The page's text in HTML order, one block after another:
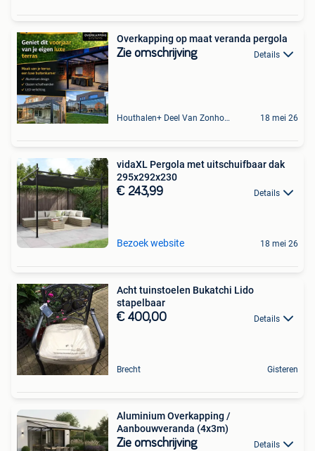
Overkapping op maat veranda pergola
Zie omschrijving Details
Houthalen+ Deel Van Zonhoven En Zolder 18 mei 26
vidaXL Pergola met uitschuifbaar dak
295x292x230
€ 243,99 Details
Bezoek website 18 mei 26
Acht tuinstoelen Bukatchi Lido
stapelbaar
€ 400,00 Details
Brecht Gisteren
Aluminium Overkapping /
Aanbouwveranda (4x3m)
Zie omschrijving Details